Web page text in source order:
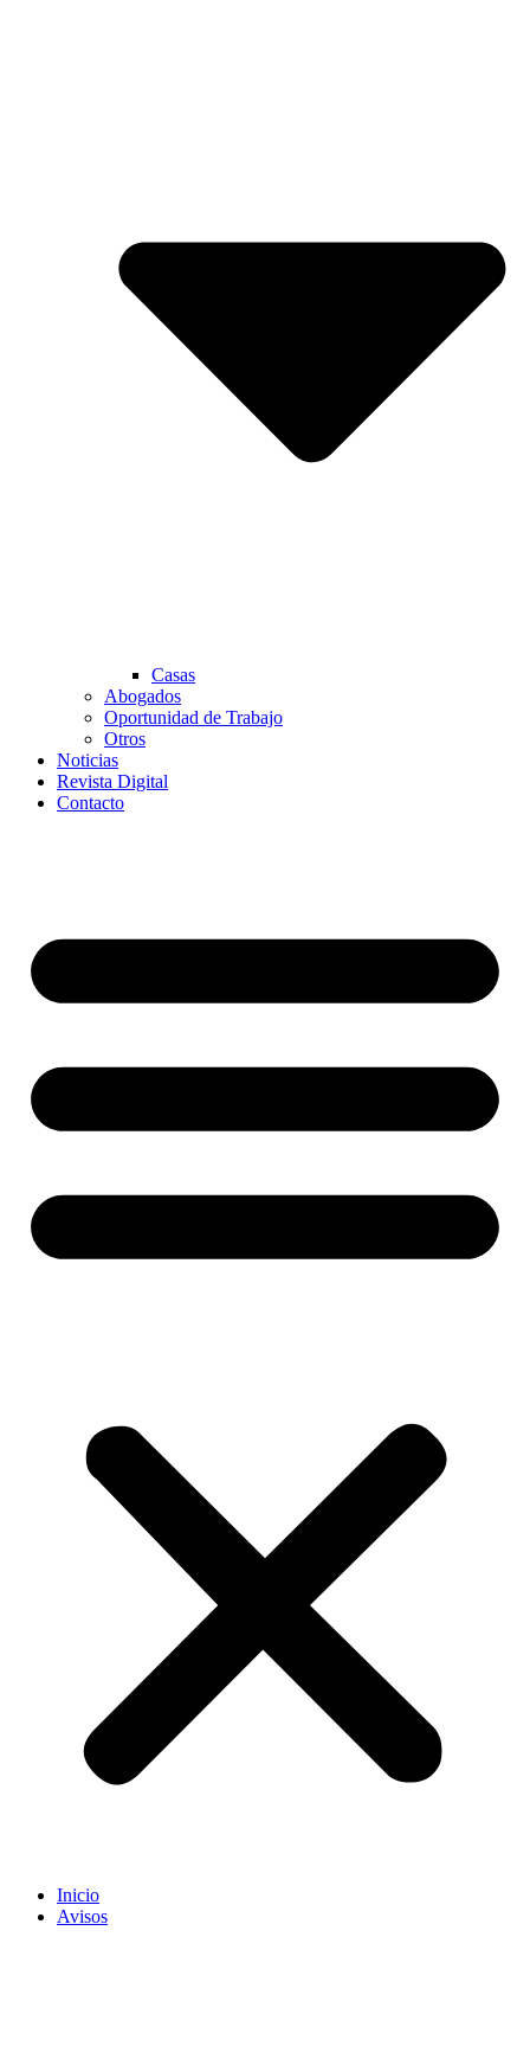
Casas
Abogados
Oportunidad de Trabajo
Otros
Noticias
Revista Digital
Contacto
Inicio
Avisos